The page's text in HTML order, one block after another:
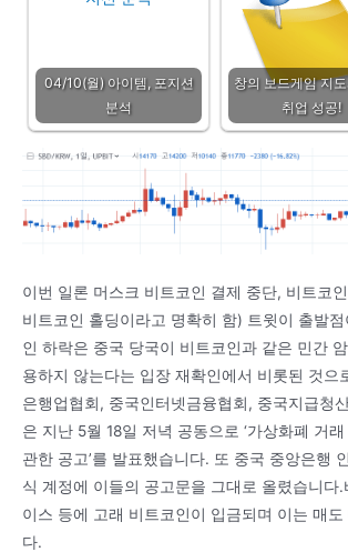
04/10(월) 아이템, 포지션
분석
창의 보드게임 지
취업 성공!
이번 일론 머스크 비트코인 결제 중단, 비트코
비트코인 홀딩이라고 명확히 함) 트윗이 출발
인 하락은 중국 당국이 비트코인과 같은 민간
용하지 않는다는 입장 재확인에서 비롯된 것으
은행업협회, 중국인터넷금융협회, 중국지급청
은 지난 5월 18일 저녁 공동으로 ‘가상화폐 거
관한 공고’를 발표했습니다. 또 중국 중앙은행
식 계정에 이들의 공고문을 그대로 올렸습니다.
이스 등에 고래 비트코인이 입금되며 이는 매도
다.